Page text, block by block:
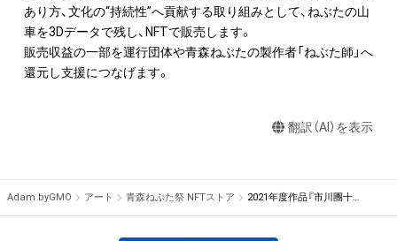
ロゴ等を含みますがこれらに限られません。)にかかる知的財産
権(著作権、特許権、実用新案権、商標権、意匠権その他の知的財
産権(それらの権利を取得し、又はそれらの権利につき登録等を
出願する権利を含みます。)を意味します。)は、本アイテムの著
を保有していたとしても、本アイテムに関する創作物にかかる
の管理委託を受けている者からの事前の同意なしに、上記の「本
あり方、文化の“持続性”へ貢献する取り組みとして、ねぶたの山
車を3Dデータで残し、NFTで販売します。
販売収益の一部を運行団体や青森ねぶたの製作者「ねぶた師」へ
翻訳（AI）を表示
Adam byGMO アート 青森ねぶた祭 NFTストア 2021年度作品『市川團十郎白猿 (いちかわだんじゅうろうはくえん) 不動の睨み(ふどうのにらみ)』原画/作：立田 龍宝